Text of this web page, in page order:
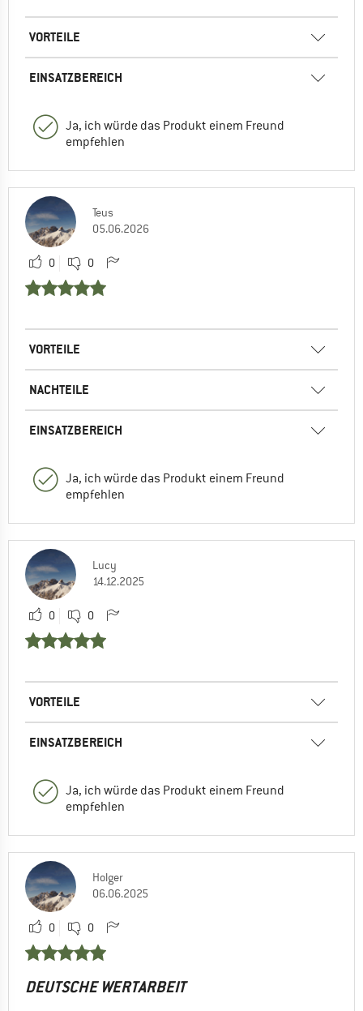
VORTEILE
EINSATZBEREICH
Ja, ich würde das Produkt einem Freund
empfehlen
Teus
05.06.2026
0 0
VORTEILE
NACHTEILE
EINSATZBEREICH
Ja, ich würde das Produkt einem Freund
empfehlen
Lucy
14.12.2025
0 0
VORTEILE
EINSATZBEREICH
Ja, ich würde das Produkt einem Freund
empfehlen
Holger
06.06.2025
0 0
DEUTSCHE WERTARBEIT